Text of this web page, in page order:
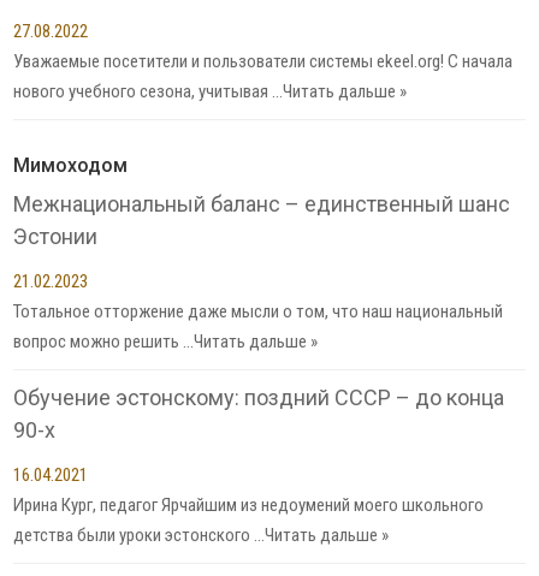
27.08.2022
Уважаемые посетители и пользователи системы ekeel.org! С начала
нового учебного сезона, учитывая …Читать дальше »
Мимоходом
Межнациональный баланс – единственный шанс
Эстонии
21.02.2023
Тотальное отторжение даже мысли о том, что наш национальный
вопрос можно решить …Читать дальше »
Обучение эстонскому: поздний СССР – до конца
90-х
16.04.2021
Ирина Кург, педагог Ярчайшим из недоумений моего школьного
детства были уроки эстонского …Читать дальше »